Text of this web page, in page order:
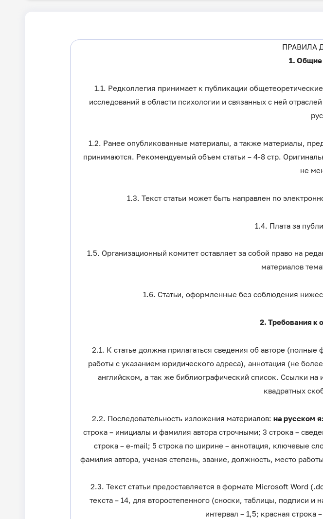
ПРАВИЛА
1. Общие
1.1. Редколлегия принимает к публикации
исследований в области психологии и связанных с ней
1.2. Ранее опубликованные материалы, а также материалы,
принимаются. Рекомендуемый объем статьи – 4-8 стр.
не
1.3. Текст статьи может быть направлен по
1.4. Плата за
1.5. Организационный комитет оставляет за собой право на
материалов
1.6. Статьи, оформленные без соблюдения
2. Требования к
2.1. К статье должна прилагаться сведения об авторе
работы с указанием юридического адреса), аннотация (не
английском, а так же библиографический список. Ссылки на
квадратных
2.2. Последовательность изложения материалов: на русском
строка – инициалы и фамилия автора строчными; 3 строка –
строка – е-mail; 5 строка по ширине – аннотация, ключевые
фамилия автора, ученая степень, звание, должность, место
2.3. Текст статьи предоставляется в формате Microsoft Word
текста – 14, для второстепенного (сноски, таблицы, подписи
интервал – 1,5; красная строка